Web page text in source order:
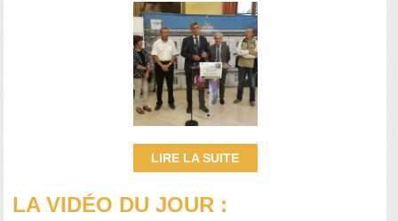
LIRE LA SUITE
LA VIDÉO DU JOUR :